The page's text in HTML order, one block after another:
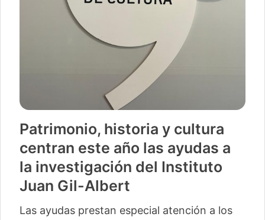
Patrimonio, historia y cultura
centran este año las ayudas a
la investigación del Instituto
Juan Gil-Albert
Las ayudas prestan especial atención a los